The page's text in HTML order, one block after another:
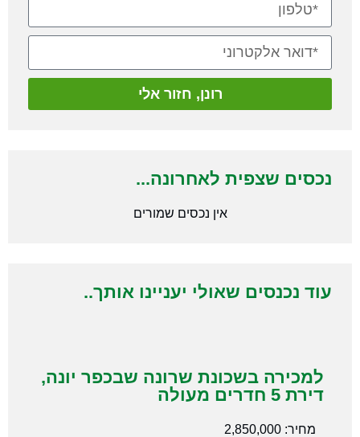
רונן, חזור אלי
נכסים שצפית לאחרונה...
אין נכסים שמורים
עוד נכנסים שאולי יעניינו אותך..
למכירה בשכונת שרונה שבכפר יונה,
דירת 5 חדרים מעולה
מחיר: 2,850,000